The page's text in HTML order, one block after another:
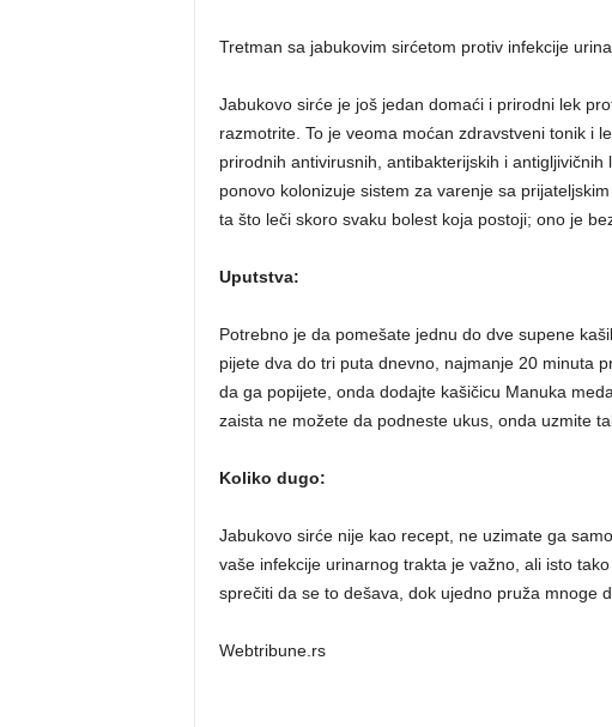
Tretman sa jabukovim sirćetom protiv infekcije
Jabukovo sirće je još jedan domaći i prirodni lek
razmotrite. To je veoma moćan zdravstveni tonik i
prirodnih antivirusnih, antibakterijskih i
ponovo kolonizuje sistem za varenje sa
ta što leči skoro svaku bolest koja postoji; ono je
Uputstva:
Potrebno je da pomešate jednu do dve supene
pijete dva do tri puta dnevno, najmanje 20 minuta
da ga popijete, onda dodajte kašičicu Manuka
zaista ne možete da podneste ukus, onda uzmite
Koliko dugo:
Jabukovo sirće nije kao recept, ne uzimate ga
vaše infekcije urinarnog trakta je važno, ali isto
sprečiti da se to dešava, dok ujedno pruža mnoge
Webtribune.rs